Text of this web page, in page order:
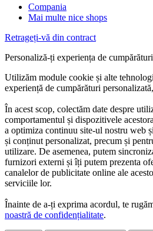
Compania
Mai multe nice shops
Retrageți-vă din contract
Personaliză-ți experiența de cumpărături
Utilizăm module cookie și alte
experiență de cumpărături
În acest scop, colectăm date despre
comportamentul și dispozitivele
a optimiza continuu site-ul nostru web
și conținut personalizat, precum și
utilizare. De asemenea, putem
furnizori externi și îți putem prezenta
canalelor de publicitate online ale
serviciile lor.
Înainte de a-ți exprima acordul, te
noastră de confidențialitate.